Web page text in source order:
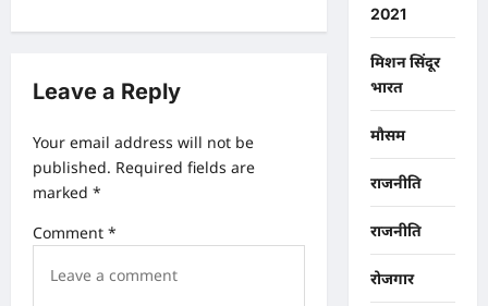
g
t
i
n
Leave a Reply
Your email address will not be
published. Required fields are
marked *
Comment *
2021
मिशन सिंदूर
भारत
मौसम
राजनीति
राजनीति
रोजगार